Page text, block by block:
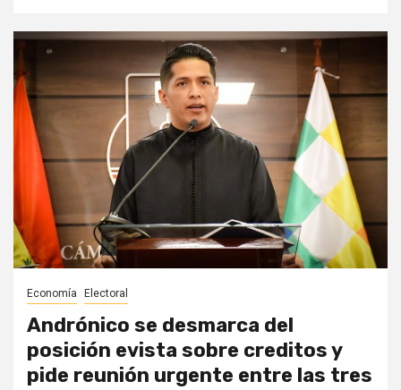
Economía Electoral
Andrónico se desmarca del
posición evista sobre creditos y
pide reunión urgente entre las tres